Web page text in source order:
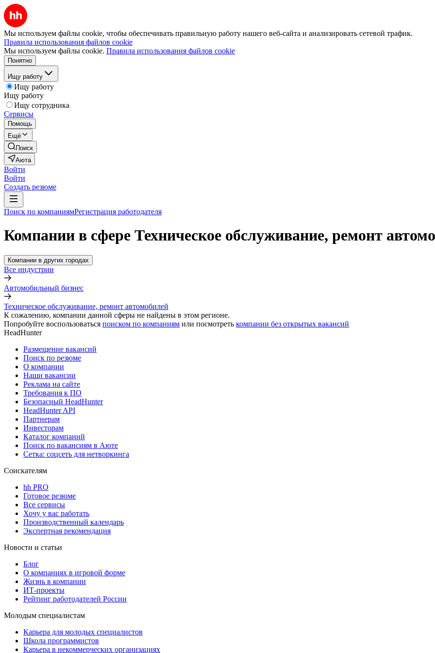
Мы используем файлы cookie, чтобы обеспечивать правильную работу нашего веб-сайта и анализировать сетевой трафик.
Правила использования файлов cookie
Мы используем файлы cookie. Правила использования файлов cookie
Понятно
Ищу работу
Ищу работу
Ищу работу
Ищу сотрудника
Сервисы
Помощь
Ещё
Поиск
Аюта
Войти
Войти
Создать резюме
Поиск по компаниямРегистрация работодателя
Компании в сфере Техническое обслуживание, ремонт
Компании в других городах
Все индустрии
Автомобильный бизнес
Техническое обслуживание, ремонт автомобилей
К сожалению, компании данной сферы не найдены в этом регионе.
Попробуйте воспользоваться поиском по компаниям или посмотреть компании без открытых вакансий
HeadHunter
Размещение вакансий
Поиск по резюме
О компании
Наши вакансии
Реклама на сайте
Требования к ПО
Безопасный HeadHunter
HeadHunter API
Партнерам
Инвесторам
Каталог компаний
Поиск по вакансиям в Аюте
Сетка: соцсеть для нетворкинга
Соискателям
hh PRO
Готовое резюме
Все сервисы
Хочу у вас работать
Производственный календарь
Экспертная рекомендация
Новости и статьи
Блог
О компаниях в игровой форме
Жизнь в компании
ИТ-проекты
Рейтинг работодателей России
Молодым специалистам
Карьера для молодых специалистов
Школа программистов
Карьера в некоммерческих организациях